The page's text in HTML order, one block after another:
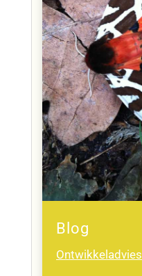
Blog
Ontwikkeladvies